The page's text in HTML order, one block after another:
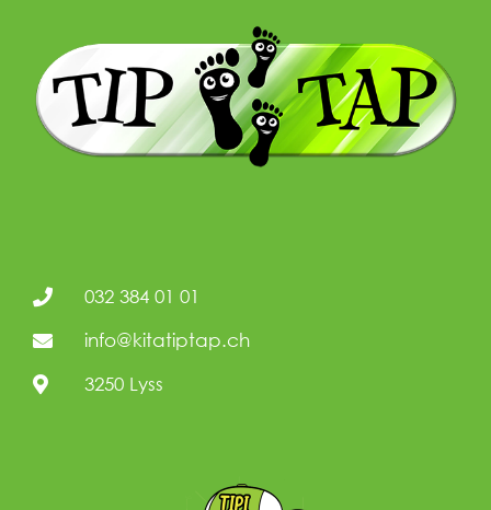
032 384 01 01
info@kitatiptap.ch
3250 Lyss